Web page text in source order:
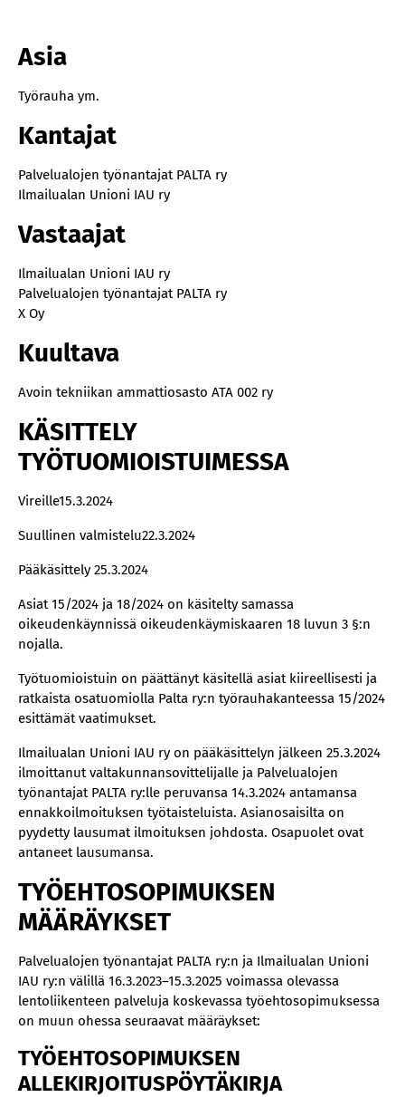
Asia
Työrauha ym.
Kantajat
Palvelualojen työnantajat PALTA ry
Ilmailualan Unioni IAU ry
Vastaajat
Ilmailualan Unioni IAU ry
Palvelualojen työnantajat PALTA ry
X Oy
Kuultava
Avoin tekniikan ammattiosasto ATA 002 ry
KÄSITTELY
TYÖTUOMIOISTUIMESSA
Vireille15.3.2024
Suullinen valmistelu22.3.2024
Pääkäsittely 25.3.2024
Asiat 15/2024 ja 18/2024 on käsitelty samassa
oikeudenkäynnissä oikeudenkäymiskaaren 18 luvun 3 §:n
nojalla.
Työtuomioistuin on päättänyt käsitellä asiat kiireellisesti ja
ratkaista osatuomiolla Palta ry:n työrauhakanteessa 15/2024
esittämät vaatimukset.
Ilmailualan Unioni IAU ry on pääkäsittelyn jälkeen 25.3.2024
ilmoittanut valtakunnansovittelijalle ja Palvelualojen
työnantajat PALTA ry:lle peruvansa 14.3.2024 antamansa
ennakkoilmoituksen työtaisteluista. Asianosaisilta on
pyydetty lausumat ilmoituksen johdosta. Osapuolet ovat
antaneet lausumansa.
TYÖEHTOSOPIMUKSEN
MÄÄRÄYKSET
Palvelualojen työnantajat PALTA ry:n ja Ilmailualan Unioni
IAU ry:n välillä 16.3.2023–15.3.2025 voimassa olevassa
lentoliikenteen palveluja koskevassa työehtosopimuksessa
on muun ohessa seuraavat määräykset:
TYÖEHTOSOPIMUKSEN
ALLEKIRJOITUSPÖYTÄKIRJA